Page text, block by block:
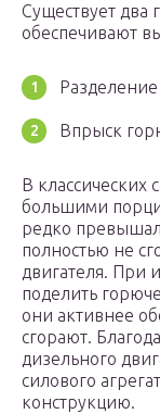
Существует два
обеспечивают
Впрыск
В классических
большими
редко
полностью не
двигателя. При
поделить
они активнее
сгорают.
дизельного
силового
конструкцию.